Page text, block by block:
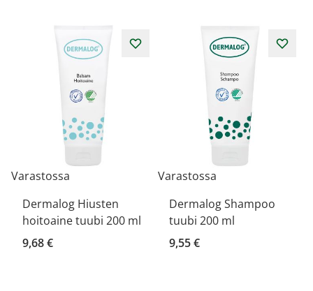
Varastossa
Dermalog Hiusten
hoitoaine tuubi 200 ml
9,68 €
Varastossa
Dermalog Shampoo
tuubi 200 ml
9,55 €